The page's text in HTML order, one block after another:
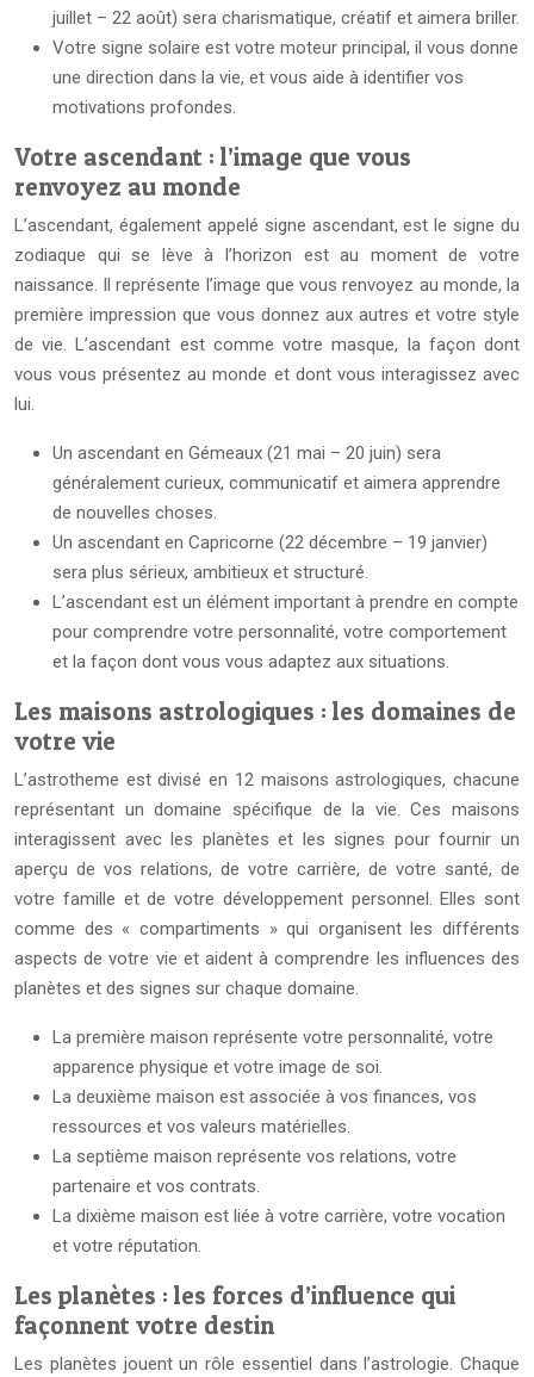
juillet – 22 août) sera charismatique, créatif et aimera briller.
Votre signe solaire est votre moteur principal, il vous donne
une direction dans la vie, et vous aide à identifier vos
motivations profondes.
Votre ascendant : l’image que vous
renvoyez au monde
L’ascendant, également appelé signe ascendant, est le signe du
zodiaque qui se lève à l’horizon est au moment de votre
naissance. Il représente l’image que vous renvoyez au monde, la
première impression que vous donnez aux autres et votre style
de vie. L’ascendant est comme votre masque, la façon dont
vous vous présentez au monde et dont vous interagissez avec
lui.
Un ascendant en Gémeaux (21 mai – 20 juin) sera
généralement curieux, communicatif et aimera apprendre
de nouvelles choses.
Un ascendant en Capricorne (22 décembre – 19 janvier)
sera plus sérieux, ambitieux et structuré.
L’ascendant est un élément important à prendre en compte
pour comprendre votre personnalité, votre comportement
et la façon dont vous vous adaptez aux situations.
Les maisons astrologiques : les domaines de
votre vie
L’astrotheme est divisé en 12 maisons astrologiques, chacune
représentant un domaine spécifique de la vie. Ces maisons
interagissent avec les planètes et les signes pour fournir un
aperçu de vos relations, de votre carrière, de votre santé, de
votre famille et de votre développement personnel. Elles sont
comme des « compartiments » qui organisent les différents
aspects de votre vie et aident à comprendre les influences des
planètes et des signes sur chaque domaine.
La première maison représente votre personnalité, votre
apparence physique et votre image de soi.
La deuxième maison est associée à vos finances, vos
ressources et vos valeurs matérielles.
La septième maison représente vos relations, votre
partenaire et vos contrats.
La dixième maison est liée à votre carrière, votre vocation
et votre réputation.
Les planètes : les forces d’influence qui
façonnent votre destin
Les planètes jouent un rôle essentiel dans l’astrologie. Chaque